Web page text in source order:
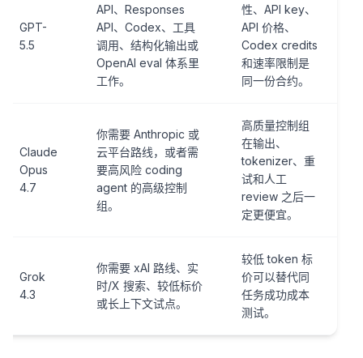
GPT-
5.5
API、Responses
API、Codex、工具
调用、结构化输出或
OpenAI eval 体系里
工作。
性、API key、
API 价格、
Codex credits
和速率限制是
同一份合约。
Claude
Opus
4.7
你需要 Anthropic 或
云平台路线，或者需
要高风险 coding
agent 的高级控制
组。
高质量控制组
在输出、
tokenizer、重
试和人工
review 之后一
定更便宜。
Grok
4.3
你需要 xAI 路线、实
时/X 搜索、较低标价
或长上下文试点。
较低 token 标
价可以替代同
任务成功成本
测试。